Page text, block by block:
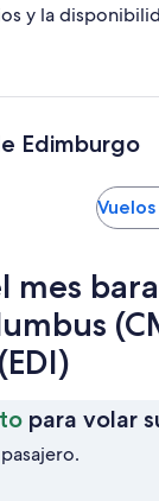
y la
Edimburgo
Vuelos
mes
para volar